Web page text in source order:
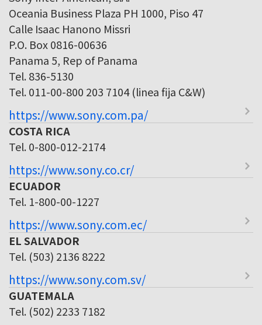
Oceania Business Plaza PH 1000, Piso 47
Calle Isaac Hanono Missri
P.O. Box 0816-00636
Panama 5, Rep of Panama
Tel. 836-5130
Tel. 011-00-800 203 7104 (linea fija C&W)
https://www.sony.com.pa/
COSTA RICA
Tel. 0-800-012-2174
https://www.sony.co.cr/
ECUADOR
Tel. 1-800-00-1227
https://www.sony.com.ec/
EL SALVADOR
Tel. (503) 2136 8222
https://www.sony.com.sv/
GUATEMALA
Tel. (502) 2233 7182